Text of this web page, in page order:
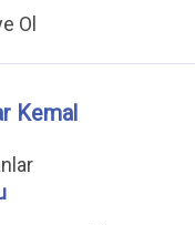
Ol
Kemal